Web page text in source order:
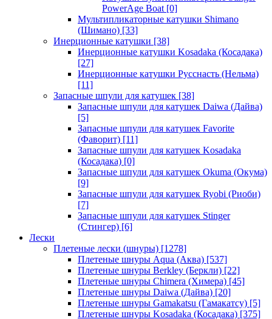
PowerAge Boat [0]
Мультипликаторные катушки Shimano
(Шимано) [33]
Инерционные катушки [38]
Инерционные катушки Kosadaka (Косадака)
[27]
Инерционные катушки Русснасть (Нельма)
[11]
Запасные шпули для катушек [38]
Запасные шпули для катушек Daiwa (Дайва)
[5]
Запасные шпули для катушек Favorite
(Фаворит) [11]
Запасные шпули для катушек Kosadaka
(Косадака) [0]
Запасные шпули для катушек Okuma (Окума)
[9]
Запасные шпули для катушек Ryobi (Риоби)
[7]
Запасные шпули для катушек Stinger
(Стингер) [6]
Лески
Плетеные лески (шнуры) [1278]
Плетеные шнуры Aqua (Аква) [537]
Плетеные шнуры Berkley (Беркли) [22]
Плетеные шнуры Chimera (Химера) [45]
Плетеные шнуры Daiwa (Дайва) [20]
Плетеные шнуры Gamakatsu (Гамакатсу) [5]
Плетеные шнуры Kosadaka (Косадака) [375]